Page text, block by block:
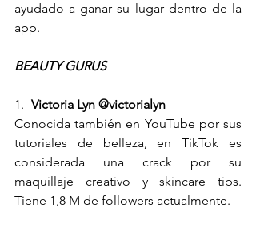
ayudado a ganar su lugar dentro de la
app.
BEAUTY GURUS
1.- Victoria Lyn @victorialyn
Conocida también en YouTube por sus
tutoriales de belleza, en TikTok es
considerada una crack por su
maquillaje creativo y skincare tips.
Tiene 1,8 M de followers actualmente.